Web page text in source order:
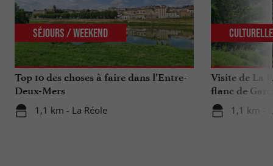
Top 10 des choses à faire dans l’Entre-
Deux-Mers
1,1 km - La Réole
Séjours / Weekend
Visite de La
flanc de
1,1 km -
Culturelle